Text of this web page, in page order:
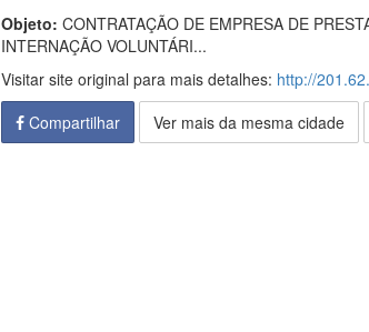
Objeto: CONTRATAÇÃO DE EMPRESA DE
INTERNAÇÃO VOLUNTÁRI...
Visitar site original para mais detalhes: http://
Compartilhar
Ver mais da mesma cidade